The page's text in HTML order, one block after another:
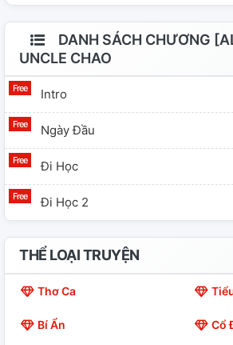
DANH SÁCH CHƯƠNG
UNCLE CHAO
Intro
Ngày Đầu
Đi Học
Đi Học 2
THỂ LOẠI TRUYỆN
Thơ Ca
Bí Ẩn Cổ